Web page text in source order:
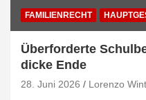
FAMILIENRECHT
Überforderte
dicke Ende
28. Juni 2026 Lorenzo